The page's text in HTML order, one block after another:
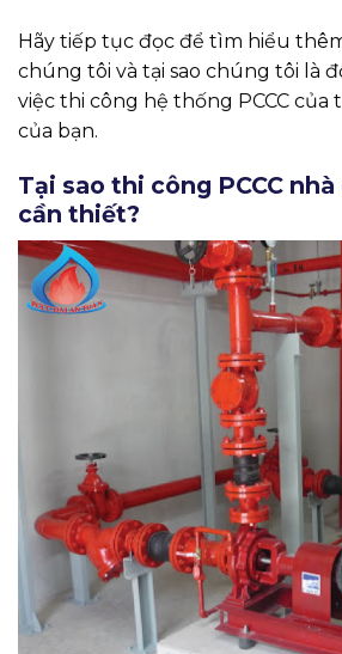
Hãy tiếp tục đọc để tìm hiểu
chúng tôi và tại sao chúng tôi là
việc thi công hệ thống PCCC của
của bạn.
Tại sao thi công PCCC
cần thiết?